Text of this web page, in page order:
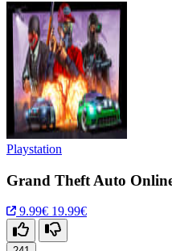
Playstation
Grand Theft Auto
9.99€ 19.99€